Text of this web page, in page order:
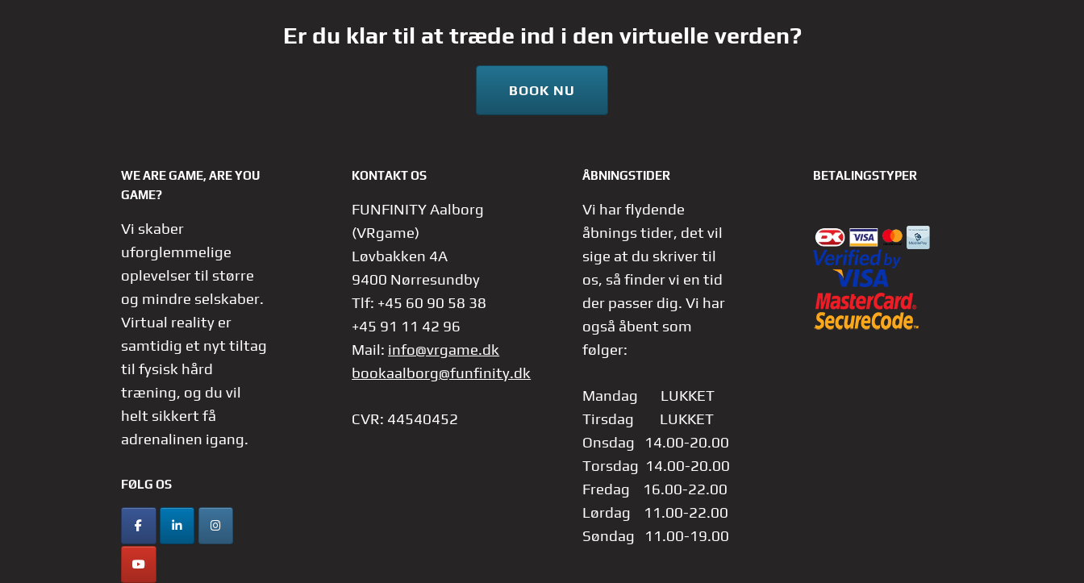
Er du klar til at træde ind i den virtuelle verden?
BOOK NU
WE ARE GAME, ARE YOU
GAME?
Vi skaber
uforglemmelige
oplevelser til større
og mindre selskaber.
Virtual reality er
samtidig et nyt tiltag
til fysisk hård
træning, og du vil
helt sikkert få
adrenalinen igang.
FØLG OS
KONTAKT OS
FUNFINITY Aalborg
(VRgame)
Løvbakken 4A
9400 Nørresundby
Tlf: +45 60 90 58 38
+45 91 11 42 96
Mail: info@vrgame.dk
bookaalborg@funfinity.dk
CVR: 44540452
ÅBNINGSTIDER
Vi har flydende
åbnings tider, det vil
sige at du skriver til
os, så finder vi en tid
der passer dig. Vi har
også åbent som
følger:
Mandag LUKKET
Tirsdag LUKKET
Onsdag 14.00-20.00
Torsdag 14.00-20.00
Fredag 16.00-22.00
Lørdag 11.00-22.00
Søndag 11.00-19.00
BETALINGSTYPER